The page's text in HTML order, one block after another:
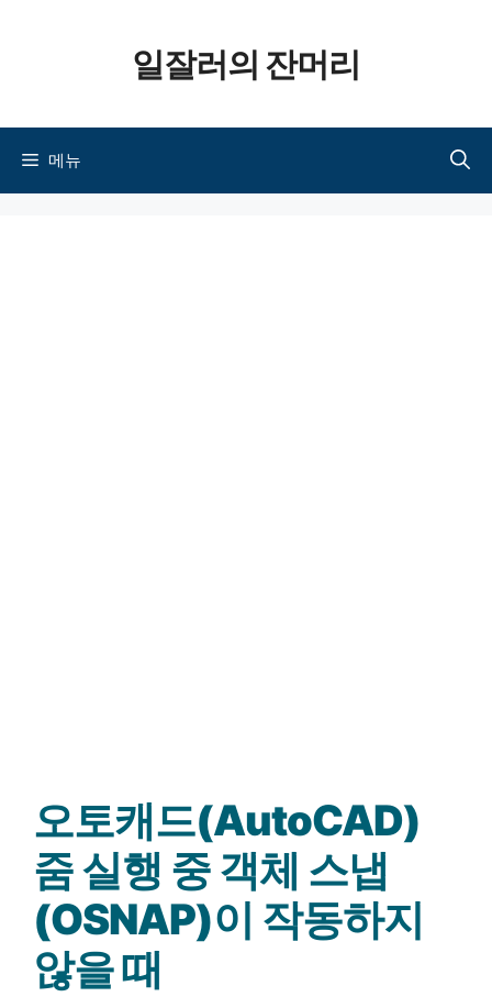
일잘러의 잔머리
메뉴
오토캐드(AutoCAD)
줌 실행 중 객체 스냅
(OSNAP)이 작동하지
않을 때